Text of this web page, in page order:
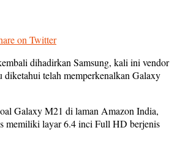
on Twitter
dihadirkan Samsung, kali ini vendor
diketahui telah memperkenalkan Galaxy
Galaxy M21 di laman Amazon India,
memiliki layar 6.4 inci Full HD berjenis